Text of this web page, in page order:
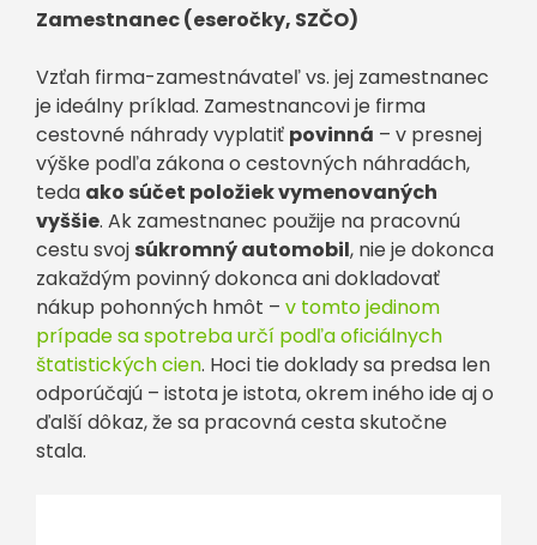
Zamestnanec (eseročky, SZČO)
Vzťah firma-zamestnávateľ vs. jej zamestnanec
je ideálny príklad. Zamestnancovi je firma
cestovné náhrady vyplatiť povinná – v presnej
výške podľa zákona o cestovných náhradách,
teda ako súčet položiek vymenovaných
vyššie. Ak zamestnanec použije na pracovnú
cestu svoj súkromný automobil, nie je dokonca
zakaždým povinný dokonca ani dokladovať
nákup pohonných hmôt – v tomto jedinom
prípade sa spotreba určí podľa oficiálnych
štatistických cien. Hoci tie doklady sa predsa len
odporúčajú – istota je istota, okrem iného ide aj o
ďalší dôkaz, že sa pracovná cesta skutočne
stala.